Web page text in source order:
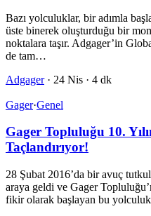
Bazı yolculuklar, bir adımla
üste binerek oluşturduğu bir
noktalara taşır. Adgager’in
de tam…
Adgager · 24 Nis · 4 dk
Gager·Genel
Gager Topluluğu 10.
Taçlandırıyor!
28 Şubat 2016’da bir avuç
araya geldi ve Gager
fikir olarak başlayan bu